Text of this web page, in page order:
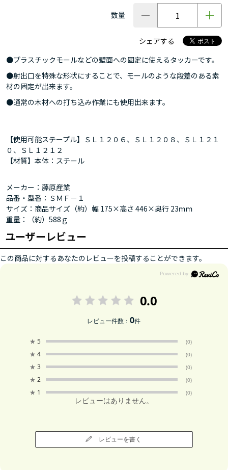
数量
シェアする
●プラスチックモールなどの壁面への固定に使えるタッカーです。
●射出口を特殊な形状にすることで、モールのような段差のある素
材の固定が出来ます。
●通常の木材への打ち込み作業にも使用出来ます。
【使用可能ステープル】ＳＬ１２０６、ＳＬ１２０８、ＳＬ１２１
０、ＳＬ１２１２
【材質】本体：スチール
メーカー：藤原産業
品番・型番：ＳＭＦ－１
サイズ：商品サイズ（約）幅 175×高さ 446×奥行 23ｍｍ
重量：（約）588ｇ
ユーザーレビュー
この商品に対するあなたのレビューを投稿することができます。
0.0
レビュー件数：0件
★ 5 (0)
★ 4 (0)
★ 3 (0)
★ 2 (0)
★ 1 (0)
レビューはありません。
レビューを書く